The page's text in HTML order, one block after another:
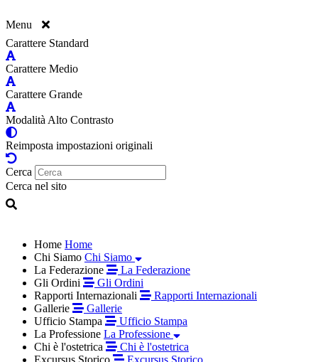
Menu
Carattere Standard
Carattere Medio
Carattere Grande
Modalità Alto Contrasto
Reimposta impostazioni originali
Cerca
Cerca nel sito
Home Home
Chi Siamo Chi Siamo
La Federazione
La Federazione
Gli Ordini
Gli Ordini
Rapporti Internazionali
Rapporti Internazionali
Gallerie
Gallerie
Ufficio Stampa
Ufficio Stampa
La Professione La Professione
Chi è l'ostetrica
Chi è l'ostetrica
Excursus Storico
Excursus Storico